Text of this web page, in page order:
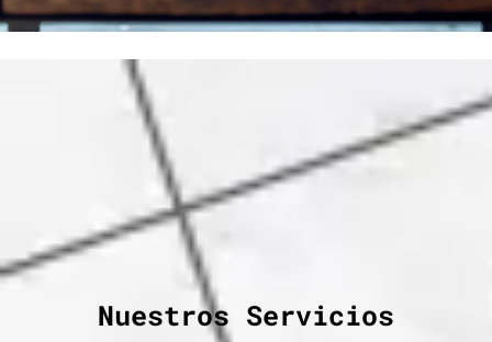
Nuestros Servicios